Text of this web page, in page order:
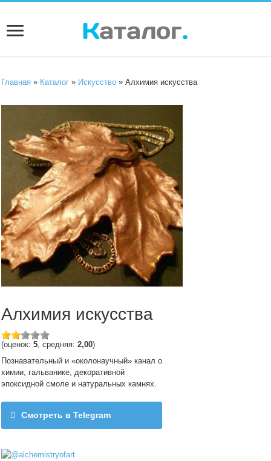
Главная » Каталог » Искусство » Алхимия искусства
Алхимия искусства
(оценок:5, средняя:2,00)
Познавательный и «околонаучный» канал о
химии, гальванике, декоративной
эпоксидной смоле и натуральных камнях.
Смотреть в Telegram